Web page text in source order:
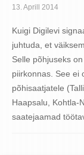
13. Aprill 2014
Kuigi Digilevi
juhtuda, et
Selle põhjuseks
piirkonnas. See ei
põhisaatjatele
Haapsalu, Kohtla-
saatejaamad